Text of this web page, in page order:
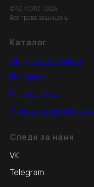
©RZ MOTO - 2024
Все права защищены
Каталог
Эндуро мотоциклы
Питбайки
Квадроциклы
Дорожные мотоциклы
Следи за нами
VK
Telegram